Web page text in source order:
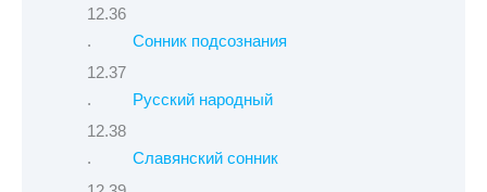
Сонник подсознания
Русский народный
Славянский сонник